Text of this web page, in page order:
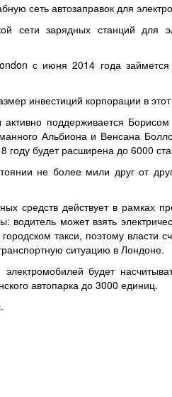
сеть автозаправок для
сети зарядных станций для
с июня 2014 года
инвестиций корпорации в
активно поддерживается
Альбиона и Венсана
году будет расширена до 6000
не более мили друг от
средств действует в рамках
водитель может взять
такси, поэтому власти
ситуацию в Лондоне.
будет
автопарка до 3000 единиц.